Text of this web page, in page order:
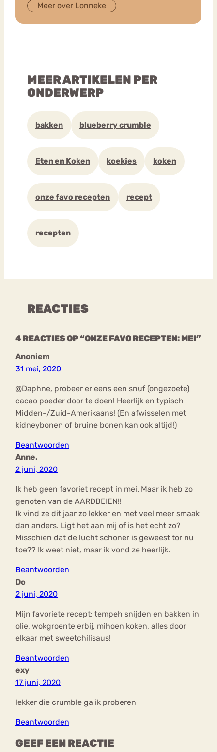
Meer over Lonneke
MEER ARTIKELEN PER
ONDERWERP
bakken blueberry crumble
Eten en Koken koekjes koken
onze favo recepten recept
recepten
REACTIES
4 REACTIES OP “ONZE FAVO RECEPTEN: MEI”
Anoniem
31 mei, 2020
@Daphne, probeer er eens een snuf (ongezoete)
cacao poeder door te doen! Heerlijk en typisch
Midden-/Zuid-Amerikaans! (En afwisselen met
kidneybonen of bruine bonen kan ook altijd!)
Beantwoorden
Anne.
2 juni, 2020
Ik heb geen favoriet recept in mei. Maar ik heb zo
genoten van de AARDBEIEN!!
Ik vind ze dit jaar zo lekker en met veel meer smaak
dan anders. Ligt het aan mij of is het echt zo?
Misschien dat de lucht schoner is geweest tor nu
toe?? Ik weet niet, maar ik vond ze heerlijk.
Beantwoorden
Do
2 juni, 2020
Mijn favoriete recept: tempeh snijden en bakken in
olie, wokgroente erbij, mihoen koken, alles door
elkaar met sweetchilisaus!
Beantwoorden
exy
17 juni, 2020
lekker die crumble ga ik proberen
Beantwoorden
GEEF EEN REACTIE